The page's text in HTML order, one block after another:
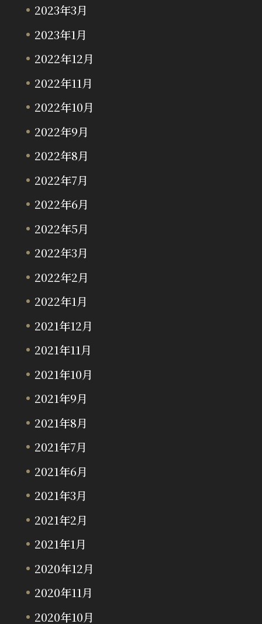
2023年3月
2023年1月
2022年12月
2022年11月
2022年10月
2022年9月
2022年8月
2022年7月
2022年6月
2022年5月
2022年3月
2022年2月
2022年1月
2021年12月
2021年11月
2021年10月
2021年9月
2021年8月
2021年7月
2021年6月
2021年3月
2021年2月
2021年1月
2020年12月
2020年11月
2020年10月